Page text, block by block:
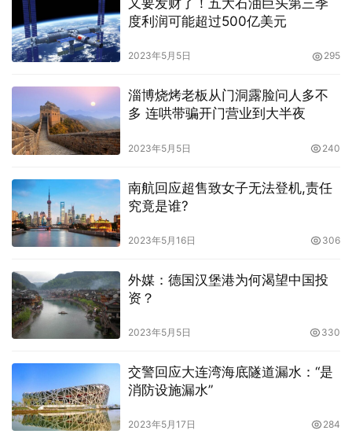
又要发财了！五大石油巨头第三季
度利润可能超过500亿美元
2023年5月5日 295
淄博烧烤老板从门洞露脸问人多不
多 连哄带骗开门营业到大半夜
2023年5月5日 240
南航回应超售致女子无法登机,责任
究竟是谁?
2023年5月16日 306
外媒：德国汉堡港为何渴望中国投
资？
2023年5月5日 330
交警回应大连湾海底隧道漏水：“是
消防设施漏水”
2023年5月17日 284